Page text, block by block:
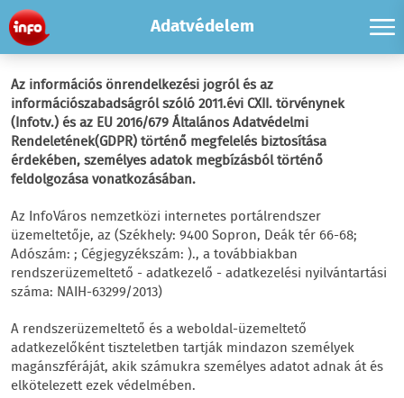
Adatvédelem
Az információs önrendelkezési jogról és az
információszabadságról szóló 2011.évi CXII. törvénynek
(Infotv.) és az EU 2016/679 Általános Adatvédelmi
Rendeletének(GDPR) történő megfelelés biztosítása
érdekében, személyes adatok megbízásból történő
feldolgozása vonatkozásában.
Az InfoVáros nemzetközi internetes portálrendszer
üzemeltetője, az (Székhely: 9400 Sopron, Deák tér 66-68;
Adószám: ; Cégjegyzékszám: )., a továbbiakban
rendszerüzemeltető - adatkezelő - adatkezelési nyilvántartási
száma: NAIH-63299/2013)
A rendszerüzemeltető és a weboldal-üzemeltető
adatkezelőként tiszteletben tartják mindazon személyek
magánszféráját, akik számukra személyes adatot adnak át és
elkötelezett ezek védelmében.